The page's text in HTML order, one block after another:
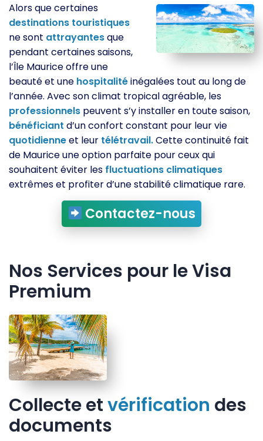
Alors que certaines
destinations touristiques
ne sont attrayantesque
pendant certaines saisons,
l’Île Maurice offre une
beauté et une hospitalitéinégalées tout au long de
l’année. Avec son climat tropical agréable, les
professionnels peuvent s’y installer en toute saison,
bénéficiant d’un confort constant pour leur vie
quotidienneet leur télétravail.Cette continuité fait
de Maurice une option parfaite pour ceux qui
souhaitent éviter les fluctuations climatiques
extrêmes et profiter d’une stabilité climatique rare.
Contactez-nous
Nos Services pour le Visa
Premium
Collecte etvérification des
documents